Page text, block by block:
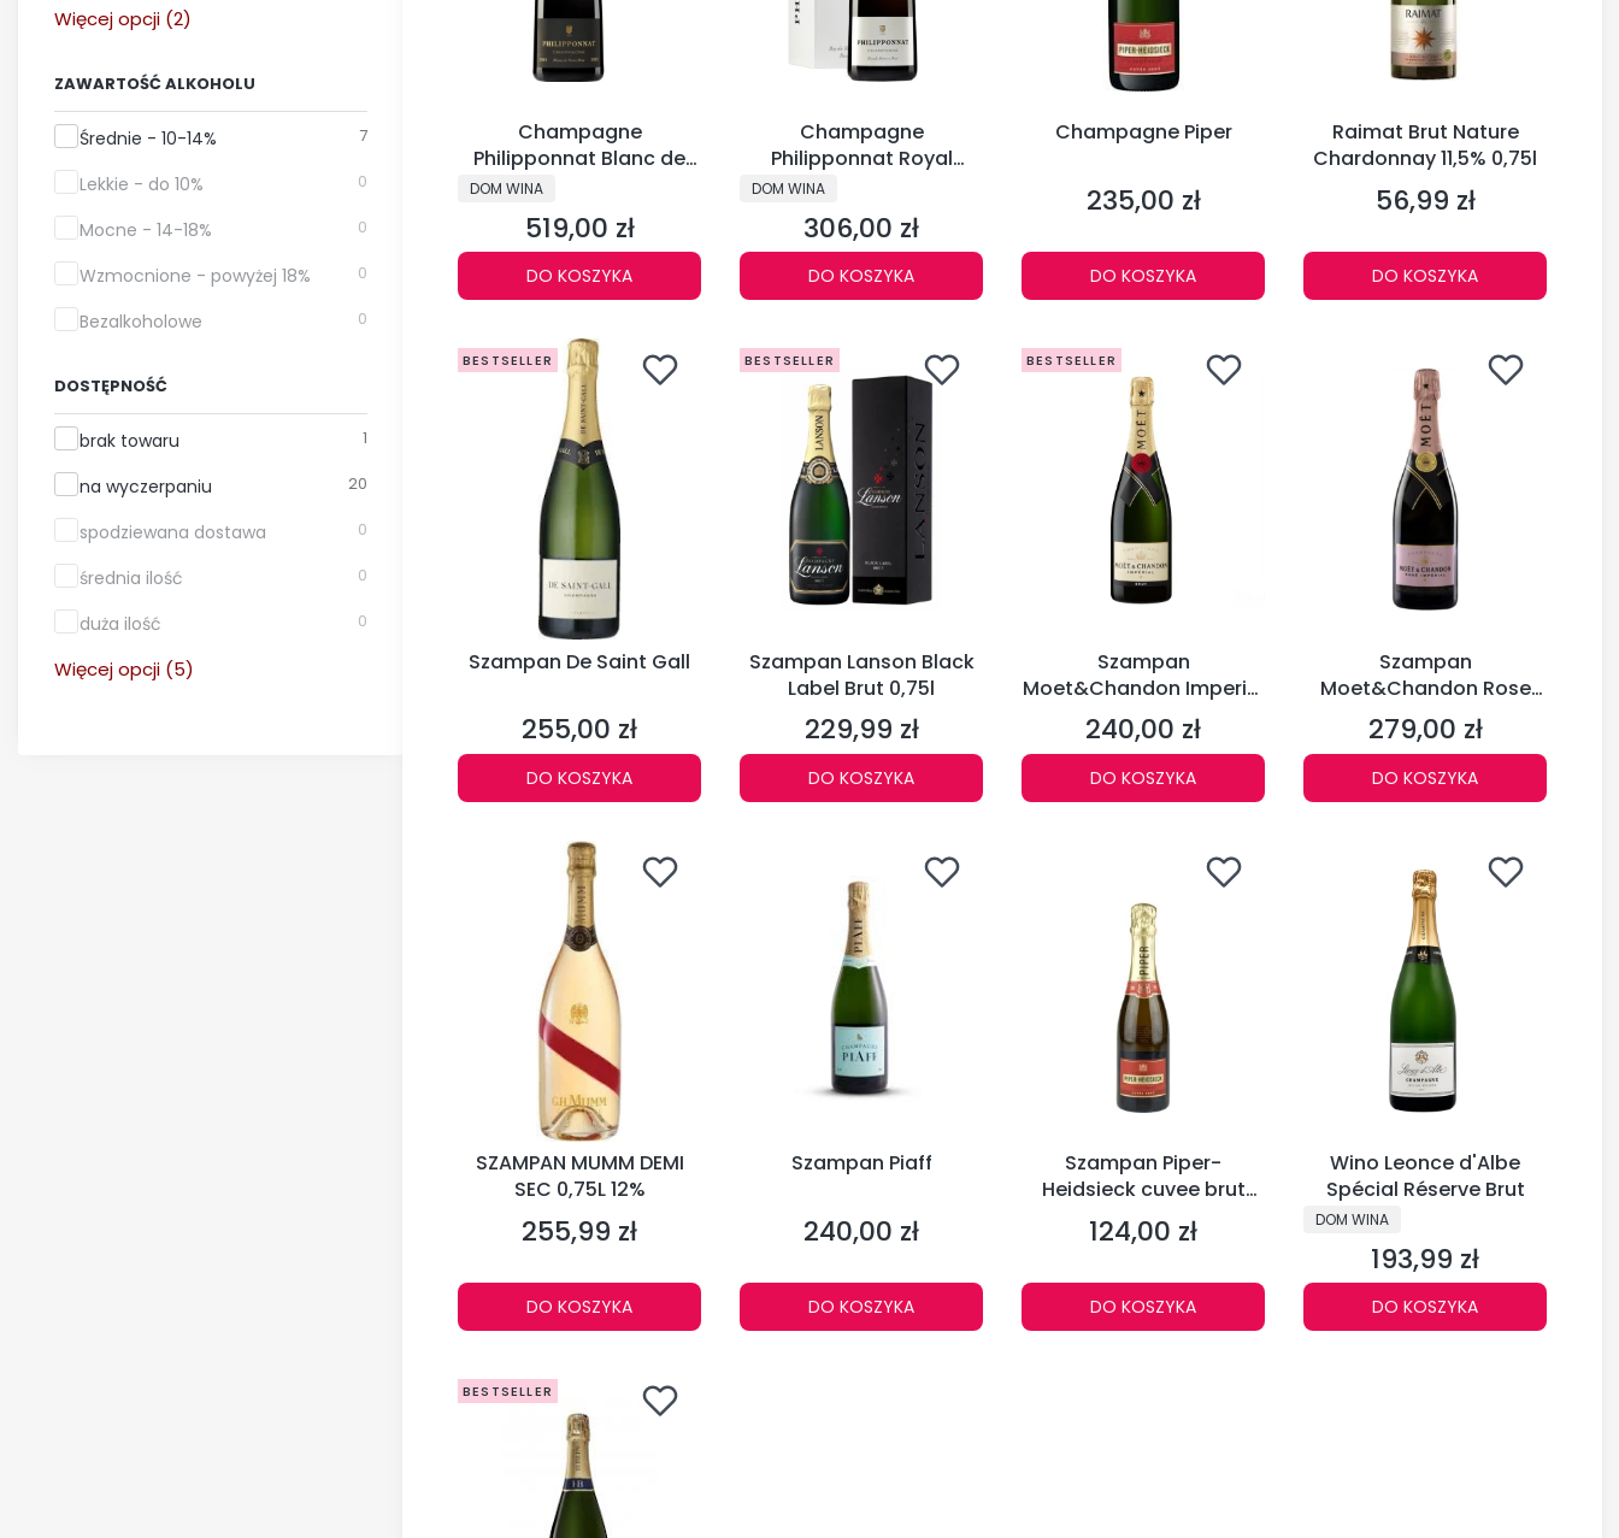
Więcej opcji (2)
ZAWARTOŚĆ ALKOHOLU
Zawartość alkoholu
Średnie - 10-14% 7
Lekkie - do 10% 0
Mocne - 14-18% 0
Wzmocnione - powyżej 18% 0
Bezalkoholowe 0
DOSTĘPNOŚĆ
Dostępność
brak towaru 1
na wyczerpaniu 20
spodziewana dostawa 0
średnia ilość 0
duża ilość 0
Więcej opcji (5)
Champagne
Philipponnat Blanc de
PRODUCENT
DOM WINA
Cena
519,00 zł
DO KOSZYKA
Champagne
Philipponnat Royal
Réserve Brut
PRODUCENT
DOM WINA
Cena
306,00 zł
DO KOSZYKA
Champagne Piper
Cena
235,00 zł
DO KOSZYKA
Raimat Brut Nature
Chardonnay 11,5% 0,75l
Cena
56,99 zł
DO KOSZYKA
BESTSELLER
Szampan De Saint Gall
Cena
255,00 zł
DO KOSZYKA
BESTSELLER
Szampan Lanson Black
Label Brut 0,75l
Cena
229,99 zł
DO KOSZYKA
BESTSELLER
Szampan
Moet&Chandon Imperial
Brut 0,75L
Cena
240,00 zł
DO KOSZYKA
Szampan
Moet&Chandon Rose
Imperial 0,75L
Cena
279,00 zł
DO KOSZYKA
SZAMPAN MUMM DEMI
SEC 0,75L 12%
Cena
255,99 zł
DO KOSZYKA
Szampan Piaff
Cena
240,00 zł
DO KOSZYKA
Szampan Piper-
Heidsieck cuvee brut
375ml
Cena
124,00 zł
DO KOSZYKA
Wino Leonce d'Albe
Spécial Réserve Brut
PRODUCENT
DOM WINA
Cena
193,99 zł
DO KOSZYKA
BESTSELLER